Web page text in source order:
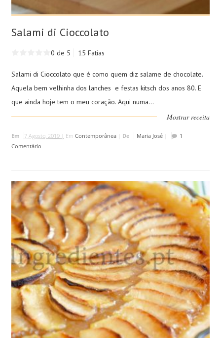
Salami di Cioccolato
0 de 5 15 Fatias
Salami di Cioccolato que é como quem diz salame de chocolate.
Aquela bem velhinha dos lanches e festas kitsch dos anos 80. E
que ainda hoje tem o meu coração. Aqui numa...
Mostrar receita
Em 7 Agosto, 2019 | Em Contemporânea| De Maria José|
1
Comentário